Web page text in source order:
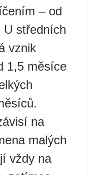
– od
U středních
vznik
1,5 měsíce
na
malých
vždy na